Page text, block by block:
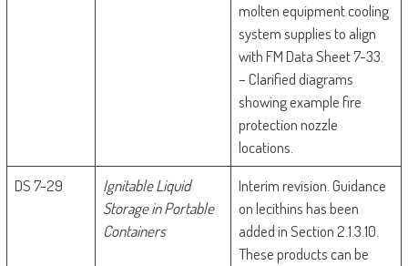
molten equipment cooling
system supplies to align
with FM Data Sheet 7-33.
– Clarified diagrams
showing example fire
protection nozzle
locations.
DS 7-29
Ignitable Liquid
Storage in Portable
Containers
Interim revision. Guidance
on lecithins has been
added in Section 2.1.3.10.
These products can be